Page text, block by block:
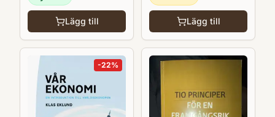
Lägg till Lägg till
-22%